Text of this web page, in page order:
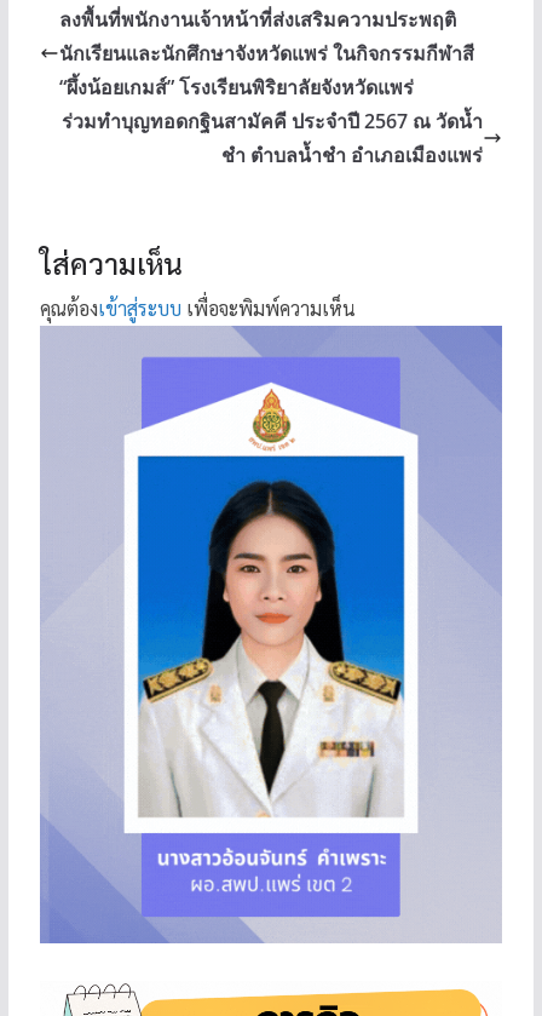
ลงพื้นที่พนักงานเจ้าหน้าที่ส่งเสริมความประพฤติ
นักเรียนและนักศึกษาจังหวัดแพร่ ในกิจกรรมกีฬาสี
“ผึ้งน้อยเกมส์” โรงเรียนพิริยาลัยจังหวัดแพร่
ร่วมทำบุญทอดกฐินสามัคคี ประจำปี 2567 ณ วัดน้ำ
ชำ ตำบลน้ำชำ อำเภอเมืองแพร่
ใส่ความเห็น
คุณต้องเข้าสู่ระบบ เพื่อจะพิมพ์ความเห็น